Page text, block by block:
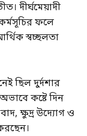
দীর্ঘমেয়াদী
ফলে
স্বচ্ছলতা
ছিল দুর্দশার
কষ্টে দিন
ক্ষুদ্র উদ্যোগ ও